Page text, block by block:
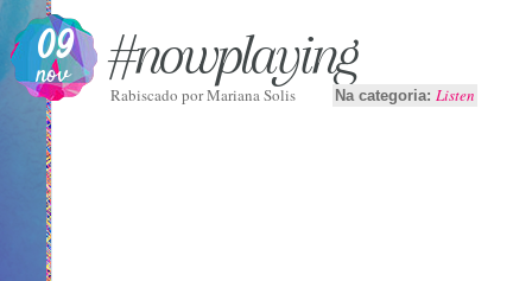
09
nov #nowplaying
Rabiscado porMariana Solis Na categoria: Listen